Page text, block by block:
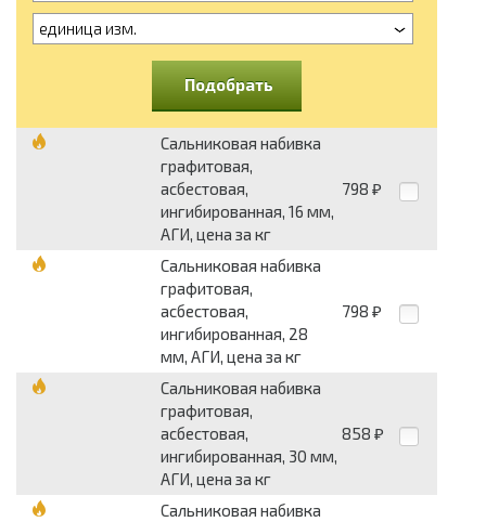
единица изм.
Подобрать
Сальниковая набивка
графитовая,
асбестовая,
ингибированная, 16 мм,
АГИ, цена за кг
798 ₽
Сальниковая набивка
графитовая,
асбестовая,
ингибированная, 28
мм, АГИ, цена за кг
798 ₽
Сальниковая набивка
графитовая,
асбестовая,
ингибированная, 30 мм,
АГИ, цена за кг
858 ₽
Сальниковая набивка